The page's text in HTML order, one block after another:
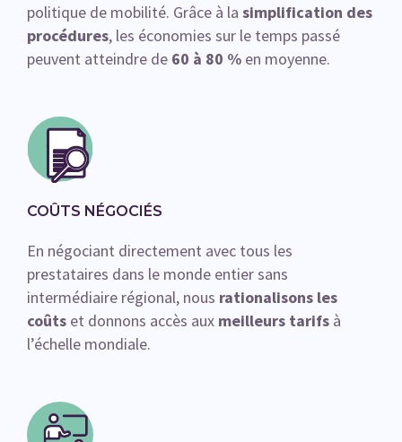
politique de mobilité. Grâce à la simplification des
procédures, les économies sur le temps passé
peuvent atteindre de 60 à 80 % en moyenne.
COÛTS NÉGOCIÉS
En négociant directement avec tous les
prestataires dans le monde entier sans
intermédiaire régional, nous rationalisons les
coûts et donnons accès aux meilleurs tarifs à
l’échelle mondiale.